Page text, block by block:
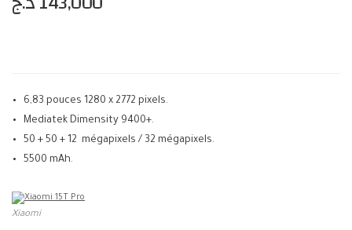
6,83 pouces 1280 x 2772 pixels.
Mediatek Dimensity 9400+.
50 + 50 + 12 mégapixels / 32 mégapixels.
5500 mAh.
Xiaomi